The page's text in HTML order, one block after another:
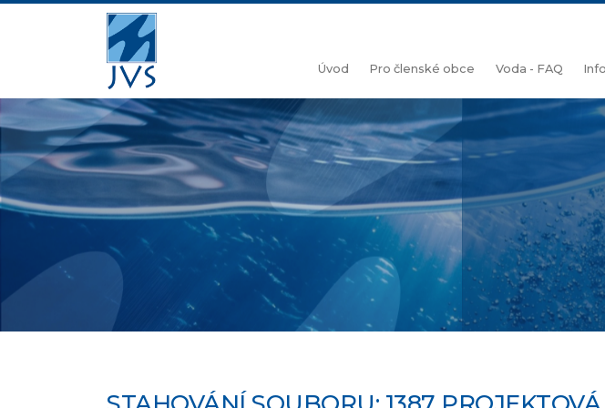
Úvod Pro členské obce Voda - FAQ